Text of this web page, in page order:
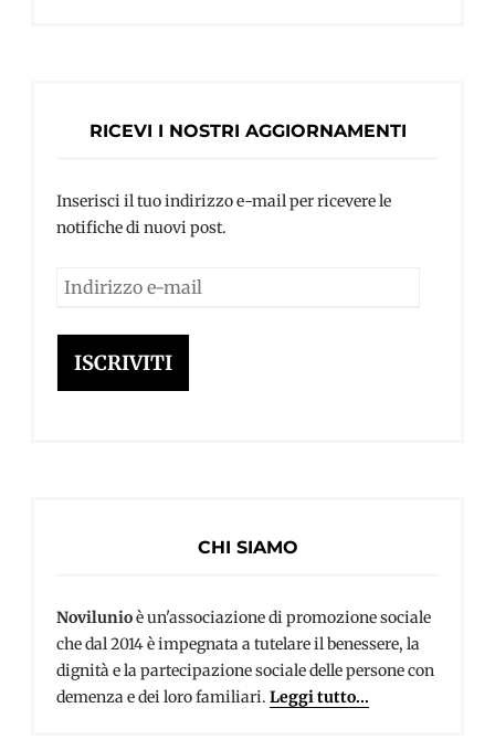
RICEVI I NOSTRI AGGIORNAMENTI
Inserisci il tuo indirizzo e-mail per ricevere le
notifiche di nuovi post.
Indirizzo
mail
ISCRIVITI
CHI SIAMO
Novilunioè un'associazione di promozione sociale
che dal 2014 è impegnata a tutelare il benessere, la
dignità e la partecipazione sociale delle persone con
demenza e dei loro familiari. Leggi tutto...